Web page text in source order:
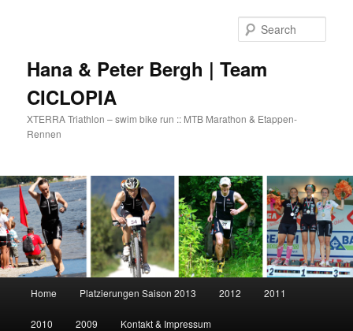
Hana & Peter Bergh | Team
CICLOPIA
XTERRA Triathlon – swim bike run :: MTB Marathon & Etappen-
Rennen
Home Platzierungen Saison 2013 2012 2011
2010 2009 Kontakt & Impressum